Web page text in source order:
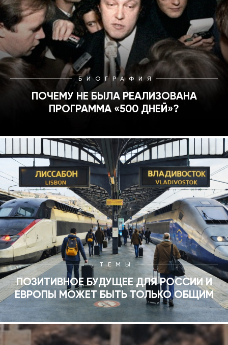
2008
2007
2006
2000
1999
1996
1994
1993
1992
1991
БИОГРАФИЯ
ПОЧЕМУ НЕ БЫЛА РЕАЛИЗОВАНА
ПРОГРАММА «500 ДНЕЙ»?
ТЕМЫ
ПОЗИТИВНОЕ БУДУЩЕЕ ДЛЯ РОССИИ И
ЕВРОПЫ МОЖЕТ БЫТЬ ТОЛЬКО ОБЩИМ